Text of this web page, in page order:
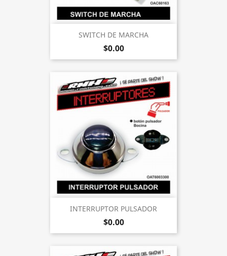
SWITCH DE MARCHA
$0.00
INTERRUPTOR PULSADOR
$0.00